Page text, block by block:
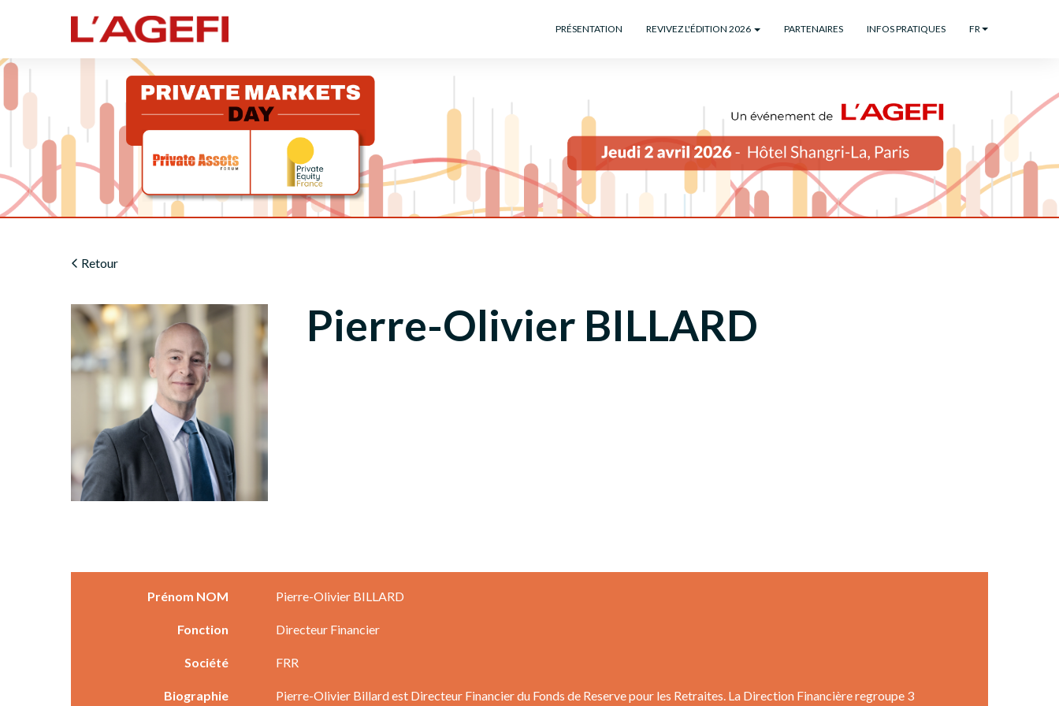
PRÉSENTATION REVIVEZ L'ÉDITION 2026 PARTENAIRES INFOS PRATIQUES FR
Retour
Pierre-Olivier BILLARD
Prénom NOM Pierre-Olivier BILLARD
Fonction Directeur Financier
Société FRR
Biographie
Pierre-Olivier Billard est Directeur Financier du Fonds de Reserve pour les Retraites. La Direction Financière regroupe 3